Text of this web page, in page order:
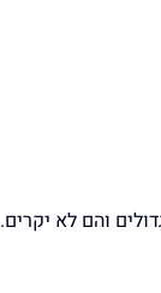
והם לא יקרים.